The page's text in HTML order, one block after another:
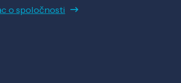
o spoločnosti